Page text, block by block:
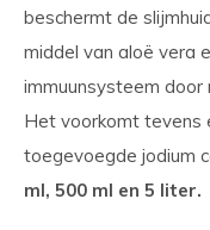
beschermt de
middel van aloë vera
immuunsysteem door
Het voorkomt tevens
toegevoegde jodium
ml, 500 ml en 5 liter.